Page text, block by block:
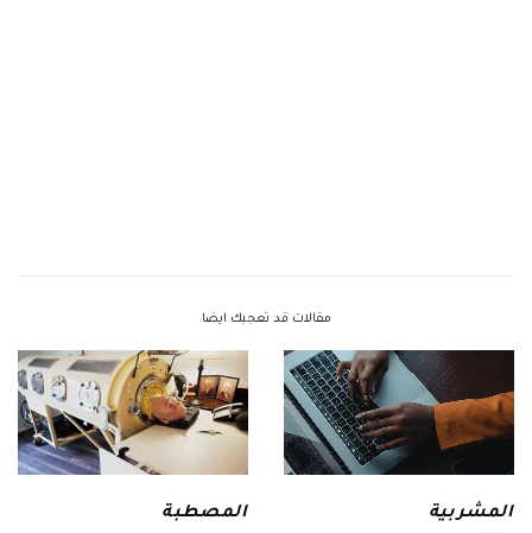
مقالات قد تعجبك ايضا
المشربية المصطبة